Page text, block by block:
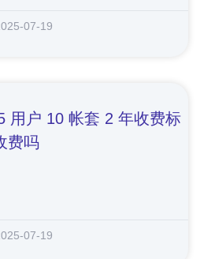
07-19
用户 10 帐套 2 年收费标
费吗
07-19